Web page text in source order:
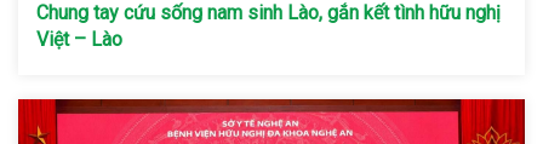
Chung tay cứu sống nam sinh Lào, gắn kết tình hữu nghị
Việt – Lào